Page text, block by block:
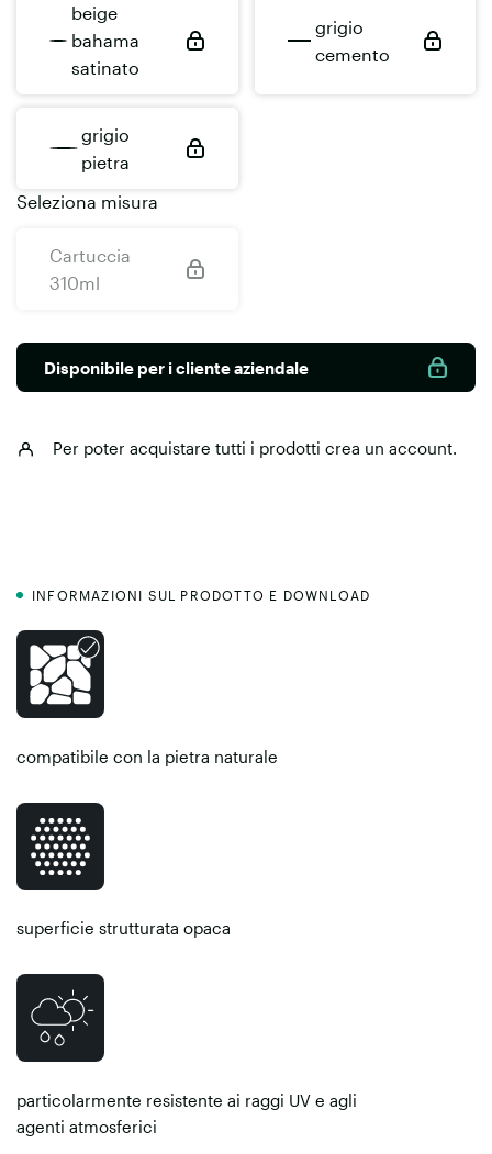
beige
bahama
satinato
grigio
cemento
grigio
pietra
Seleziona misura
Cartuccia
310ml
Disponibile per i cliente aziendale
Per poter acquistare tutti i prodotticrea un account.
INFORMAZIONI SUL PRODOTTO E DOWNLOAD
compatibile con la pietra naturale
superficie strutturata opaca
particolarmente resistente ai raggi UV e agli
agenti atmosferici